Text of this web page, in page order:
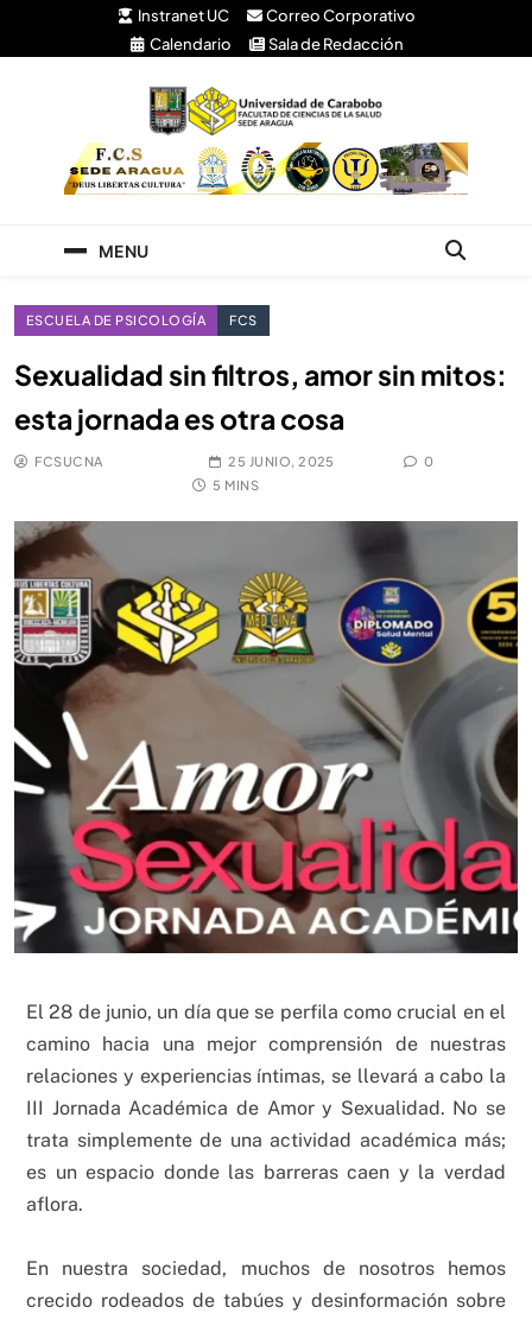
Instranet UC
Correo Corporativo
Calendario
Sala de Redacción
Facultad de Ciencias
Universidad de Carabobo Núcleo Aragua
MENU
ESCUELA DE PSICOLOGÍA FCS
Sexualidad sin filtros, amor sin mitos:
esta jornada es otra cosa
FCSUCNA 25 JUNIO, 2025
0
5 MINS
El 28 de junio, un día que se perfila como crucial en el
camino hacia una mejor comprensión de nuestras
relaciones y experiencias íntimas, se llevará a cabo la
III Jornada Académica de Amor y Sexualidad. No se
trata simplemente de una actividad académica más;
es un espacio donde las barreras caen y la verdad
aflora.
En nuestra sociedad, muchos de nosotros hemos
crecido rodeados de tabúes y desinformación sobre